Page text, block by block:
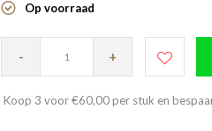
Op voorraad
- +
Koop 3 voor €60,00 per stuk en